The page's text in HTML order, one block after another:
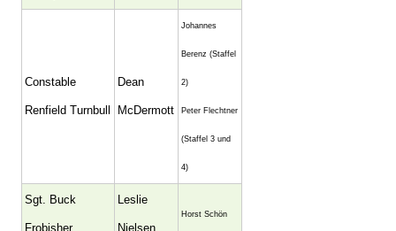
Constable
Renfield Turnbull
Dean
McDermott
Johannes
Berenz (Staffel
2)
Peter Flechtner
(Staffel 3 und
4)
Sgt. Buck
Frobisher
Leslie
Nielsen
Horst Schön